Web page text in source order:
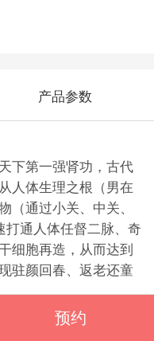
产品参数
下第一强肾功，古代
人体生理之根（男在
（通过小关、中关、
打通人体任督二脉、奇
细胞再造，从而达到
驻颜回春、返老还童
预约